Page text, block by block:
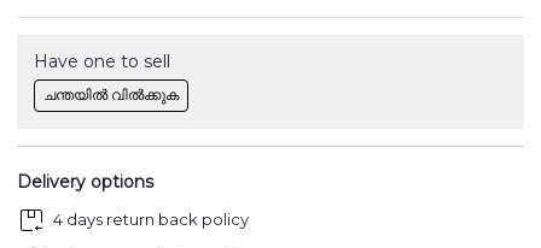
Have one to sell
ചന്തയിൽ വിൽക്കുക
Delivery options
4 days return back policy